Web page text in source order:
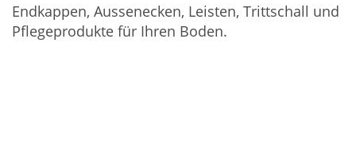
Endkappen, Aussenecken, Leisten, Trittschall und
Pflegeprodukte für Ihren Boden.